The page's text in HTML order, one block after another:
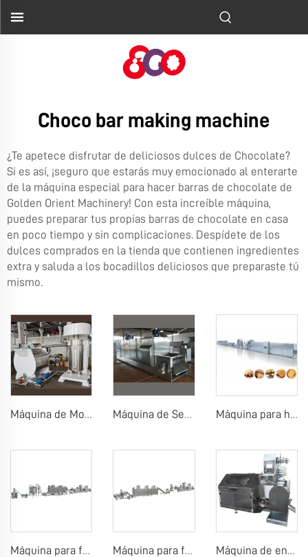
Choco bar making machine
¿Te apetece disfrutar de deliciosos dulces de Chocolate?
Si es así, ¡seguro que estarás muy emocionado al enterarte
de la máquina especial para hacer barras de chocolate de
Golden Orient Machinery! Con esta increíble máquina,
puedes preparar tus propias barras de chocolate en casa
en poco tiempo y sin complicaciones. Despídete de los
dulces comprados en la tienda que contienen ingredientes
extra y saluda a los bocadillos deliciosos que preparaste tú
mismo.
Máquina de Molino de Bolas de Chocolate Molino de Bolas de Chocolate con Concha Máquina de Secado de Semillas de Cacao Máquina de Molienda de Polvo de Cacao Máquinas de Prensado de Cacao Máquina para hacer galletas de obleas
Máquina para fabricar polvo de arroz para bebés Máquina para fabricar arroz inflado, bola de arroz, barra de arroz Máquina de envolver piruletas